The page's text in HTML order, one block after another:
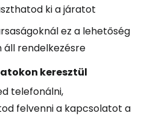
ki a járatot
ez a lehetőség
rendelkezésre
keresztül
telefonálni,
felvenni a kapcsolatot a